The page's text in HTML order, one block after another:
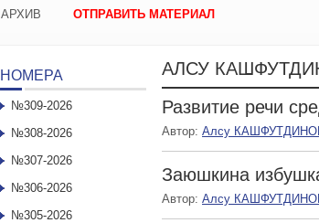
АРХИВ ОТПРАВИТЬ МАТЕРИАЛ
АЛСУ
Развитие речи
Автор: Алсу
Заюшкина
Автор: Алсу
НОМЕРА
№309-2026
№308-2026
№307-2026
№306-2026
№305-2026